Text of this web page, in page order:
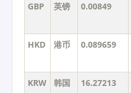
GBP 英镑 0.00849
HKD 港币 0.089659
KRW
韩国
16.27213